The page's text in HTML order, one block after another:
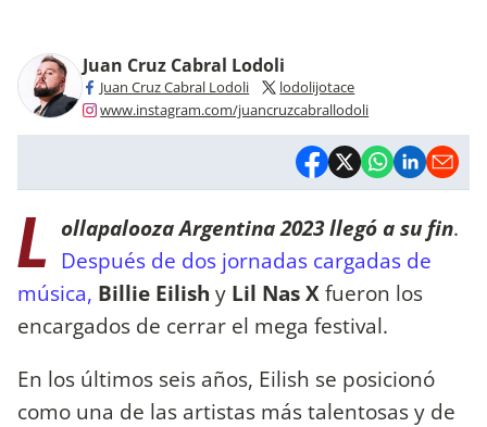
Juan Cruz Cabral Lodoli
Juan Cruz Cabral Lodoli
lodolijotace
www.instagram.com/juancruzcabrallodoli
L ollapalooza Argentina 2023 llegó a su fin.
Después de dos jornadas cargadas de
música, Billie Eilish y Lil Nas Xfueron los
encargados de cerrar el mega festival.
En los últimos seis años, Eilish se posicionó
como una de las artistas más talentosas y de